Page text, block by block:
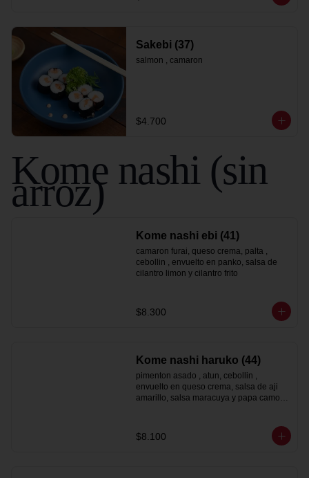
Sakebi (37)
salmon , camaron
$4.700
Kome nashi (sin
arroz)
Kome nashi ebi (41)
camaron furai, queso crema, palta ,
cebollin , envuelto en panko, salsa de
cilantro limon y cilantro frito
$8.300
Kome nashi haruko (44)
pimenton asado , atun, cebollin ,
envuelto en queso crema, salsa de aji
amarillo, salsa maracuya y papa camote
$8.100